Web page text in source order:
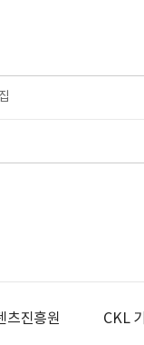
기업지원센터